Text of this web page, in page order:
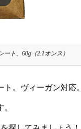
ト、60g（2.1オンス）
。ヴィーガン対応。